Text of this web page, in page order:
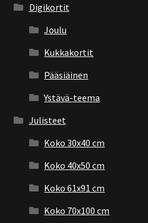
Digikortit
Joulu
Kukkakortit
Pääsiäinen
Ystävä-teema
Julisteet
Koko 30x40 cm
Koko 40x50 cm
Koko 61x91 cm
Koko 70x100 cm